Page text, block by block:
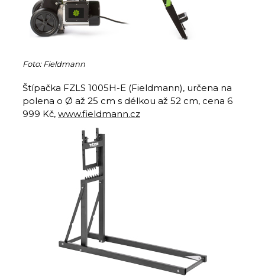
Foto: Fieldmann
Štípačka FZLS 1005H-E (Fieldmann), určena na
polena o Ø až 25 cm s délkou až 52 cm, cena 6
999 Kč, www.fieldmann.cz